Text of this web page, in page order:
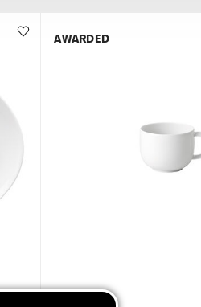
AWARDED